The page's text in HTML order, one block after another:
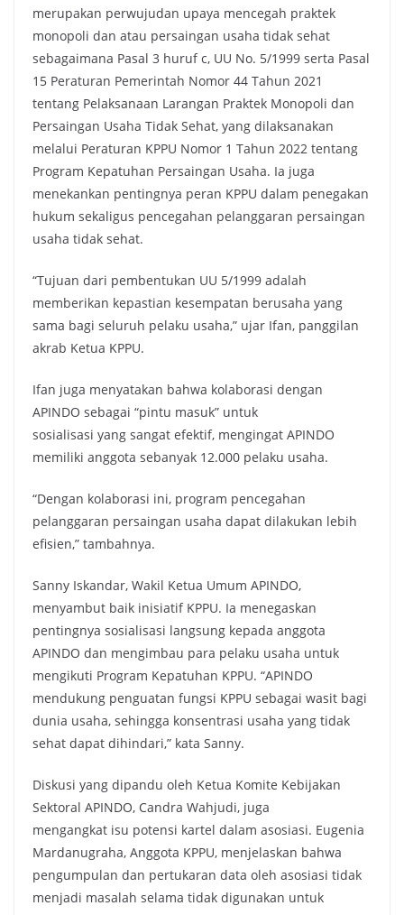
merupakan perwujudan upaya mencegah praktek
monopoli dan atau persaingan usaha tidak sehat
sebagaimana Pasal 3 huruf c, UU No. 5/1999 serta Pasal
15 Peraturan Pemerintah Nomor 44 Tahun 2021
tentang Pelaksanaan Larangan Praktek Monopoli dan
Persaingan Usaha Tidak Sehat, yang dilaksanakan
melalui Peraturan KPPU Nomor 1 Tahun 2022 tentang
Program Kepatuhan Persaingan Usaha. Ia juga
menekankan pentingnya peran KPPU dalam penegakan
hukum sekaligus pencegahan pelanggaran persaingan
usaha tidak sehat.
“Tujuan dari pembentukan UU 5/1999 adalah
memberikan kepastian kesempatan berusaha yang
sama bagi seluruh pelaku usaha,” ujar Ifan, panggilan
akrab Ketua KPPU.
Ifan juga menyatakan bahwa kolaborasi dengan
APINDO sebagai “pintu masuk” untuk
sosialisasi yang sangat efektif, mengingat APINDO
memiliki anggota sebanyak 12.000 pelaku usaha.
“Dengan kolaborasi ini, program pencegahan
pelanggaran persaingan usaha dapat dilakukan lebih
efisien,” tambahnya.
Sanny Iskandar, Wakil Ketua Umum APINDO,
menyambut baik inisiatif KPPU. Ia menegaskan
pentingnya sosialisasi langsung kepada anggota
APINDO dan mengimbau para pelaku usaha untuk
mengikuti Program Kepatuhan KPPU. “APINDO
mendukung penguatan fungsi KPPU sebagai wasit bagi
dunia usaha, sehingga konsentrasi usaha yang tidak
sehat dapat dihindari,” kata Sanny.
Diskusi yang dipandu oleh Ketua Komite Kebijakan
Sektoral APINDO, Candra Wahjudi, juga
mengangkat isu potensi kartel dalam asosiasi. Eugenia
Mardanugraha, Anggota KPPU, menjelaskan bahwa
pengumpulan dan pertukaran data oleh asosiasi tidak
menjadi masalah selama tidak digunakan untuk